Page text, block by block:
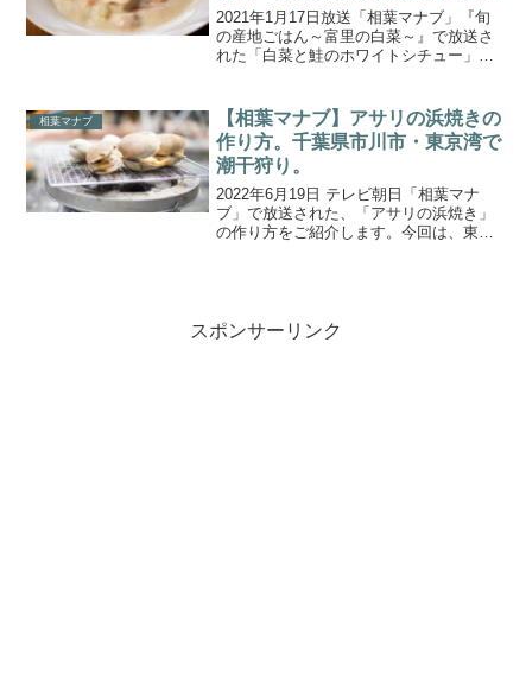
料理のレシピ
2021年1月17日放送「相葉マナブ」『旬
の産地ごはん～富里の白菜～』で放送さ
れた「白菜と鮭のホワイトシチュー」の
年7月12日の放送（旬の産地ごはん1時間
SP）でも...
相葉マナブ
【相葉マナブ】アサリの浜焼きの
作り方。千葉県市川市・東京湾で
潮干狩り。
2022年6月19日 テレビ朝日「相葉マナ
ブ」で放送された、「アサリの浜焼き」
の作り方をご紹介します。今回は、東京
スポンサーリンク